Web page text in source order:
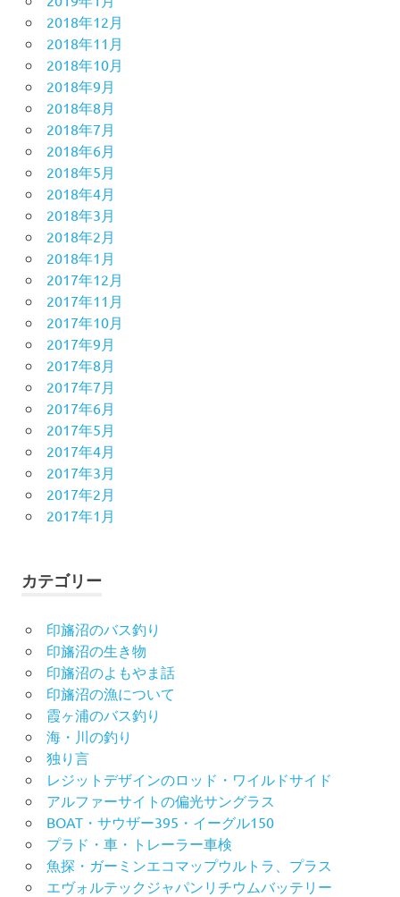
2018年12月
2018年11月
2018年10月
2018年9月
2018年8月
2018年7月
2018年6月
2018年5月
2018年4月
2018年3月
2018年2月
2018年1月
2017年12月
2017年11月
2017年10月
2017年9月
2017年8月
2017年7月
2017年6月
2017年5月
2017年4月
2017年3月
2017年2月
2017年1月
カテゴリー
印旛沼のバス釣り
印旛沼の生き物
印旛沼のよもやま話
印旛沼の漁について
霞ヶ浦のバス釣り
海・川の釣り
独り言
レジットデザインのロッド・ワイルドサイド
アルファーサイトの偏光サングラス
BOAT・サウザー395・イーグル150
プラド・車・トレーラー車検
魚探・ガーミンエコマップウルトラ、プラス
エヴォルテックジャパンリチウムバッテリー